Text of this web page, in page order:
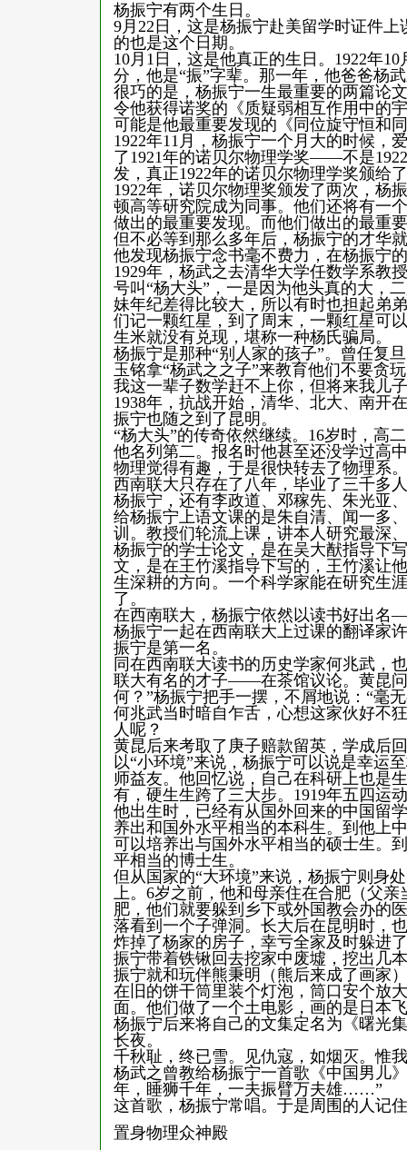
杨振宁有两个生日。
9月22日，这是杨振宁赴美留学时证件
的也是这个日期。
10月1日，这是他真正的生日。1922年
分，他是“振”字辈。那一年，他爸爸杨
很巧的是，杨振宁一生最重要的两篇论
令他获得诺奖的《质疑弱相互作用中的
可能是他最重要发现的《同位旋守恒和
1922年11月，杨振宁一个月大的时候，
了1921年的诺贝尔物理学奖——不是
发，真正1922年的诺贝尔物理学奖颁给
1922年，诺贝尔物理奖颁发了两次，杨
顿高等研究院成为同事。他们还将有一
做出的最重要发现。而他们做出的最重
但不必等到那么多年后，杨振宁的才华
他发现杨振宁念书毫不费力，在杨振宁
1929年，杨武之去清华大学任数学系教
号叫“杨大头”，一是因为他头真的大，
妹年纪差得比较大，所以有时也担起弟
们记一颗红星，到了周末，一颗红星可
生米就没有兑现，堪称一种杨氏骗局。
杨振宁是那种“别人家的孩子”。曾任复
玉铭拿“杨武之之子”来教育他们不要贪
我这一辈子数学赶不上你，但将来我儿
1938年，抗战开始，清华、北大、南开
振宁也随之到了昆明。
“杨大头”的传奇依然继续。16岁时，高
他名列第二。报名时他甚至还没学过高
物理觉得有趣，于是很快转去了物理系。
西南联大只存在了八年，毕业了三千多
杨振宁，还有李政道、邓稼先、朱光
给杨振宁上语文课的是朱自清、闻一多
训。教授们轮流上课，讲本人研究最深
杨振宁的学士论文，是在吴大猷指导下
文，是在王竹溪指导下写的，王竹溪让
生深耕的方向。一个科学家能在研究生
了。
在西南联大，杨振宁依然以读书好出名
杨振宁一起在西南联大上过课的翻译家
振宁是第一名。
同在西南联大读书的历史学家何兆武
联大有名的才子——在茶馆议论。黄昆
何？”杨振宁把手一摆，不屑地说：“毫
何兆武当时暗自乍舌，心想这家伙好不
人呢？
黄昆后来考取了庚子赔款留英，学成后
以“小环境”来说，杨振宁可以说是幸运
师益友。他回忆说，自己在科研上也是
有，硬生生跨了三大步。1919年五四运
他出生时，已经有从国外回来的中国留
养出和国外水平相当的本科生。到他上
可以培养出与国外水平相当的硕士生。
平相当的博士生。
但从国家的“大环境”来说，杨振宁则身
上。6岁之前，他和母亲住在合肥（父
肥，他们就要躲到乡下或外国教会办的
落看到一个子弹洞。长大后在昆明时，
炸掉了杨家的房子，幸亏全家及时躲进
振宁带着铁锹回去挖家中废墟，挖出几
振宁就和玩伴熊秉明（熊后来成了画
在旧的饼干筒里装个灯泡，筒口安个放
面。他们做了一个土电影，画的是日本
杨振宁后来将自己的文集定名为《曙光
长夜。
千秋耻，终已雪。见仇寇，如烟灭。惟
杨武之曾教给杨振宁一首歌《中国男儿
年，睡狮千年，一夫振臂万夫雄……”
这首歌，杨振宁常唱。于是周围的人记
置身物理众神殿